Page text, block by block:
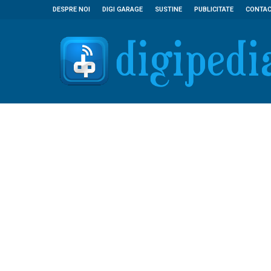
DESPRE NOI DIGI GARAGE SUSTINE PUBLICITATE